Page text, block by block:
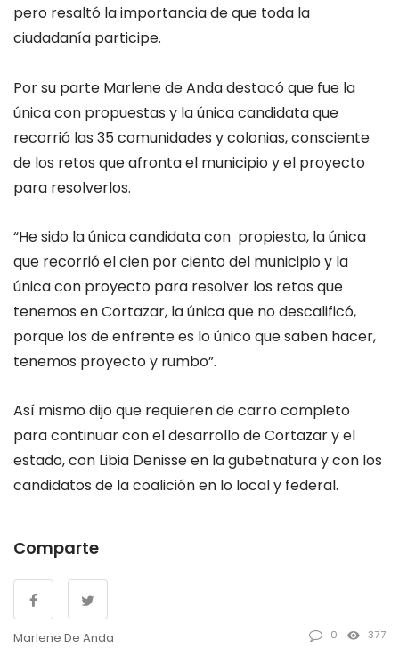
pero resaltó la importancia de que toda la
ciudadanía participe.
Por su parte Marlene de Anda destacó que fue la
única con propuestas y la única candidata que
recorrió las 35 comunidades y colonias, consciente
de los retos que afronta el municipio y el proyecto
para resolverlos.
“He sido la única candidata con propiesta, la única
que recorrió el cien por ciento del municipio y la
única con proyecto para resolver los retos que
tenemos en Cortazar, la única que no descalificó,
porque los de enfrente es lo único que saben hacer,
tenemos proyecto y rumbo”.
Así mismo dijo que requieren de carro completo
para continuar con el desarrollo de Cortazar y el
estado, con Libia Denisse en la gubetnatura y con los
candidatos de la coalición en lo local y federal.
Comparte
Marlene De Anda 0 377